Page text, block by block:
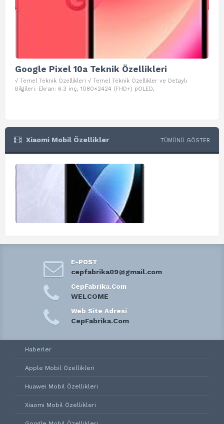
Google Pixel 10a Teknik Özellikleri
√ Temel Teknik Özellikleri √ Temel Teknik Özellikler ve Detaylı
Bilgileri. Ekran: 6.3 inç, 1080×2424 (FHD+) pOLED,
Xiaomi Mobil Özellikler TÜMÜNÜ GÖSTER
E-POST
cepfabrika09@gmail.com
CepFabrika.Com
WELCOME
Web Site Adresi
CepFabrika.Com
Haberler
Apple Mobil Özellikleri
Huawei Mobil Özellikleri
Xiaomi Mobil Özellikleri